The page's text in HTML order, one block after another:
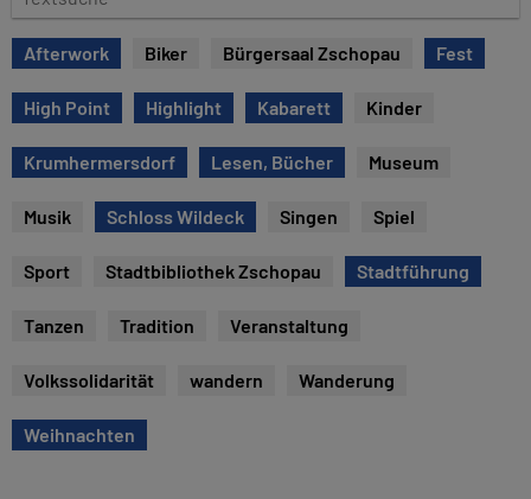
e
x
t
s
u
c
Afterwork Biker Bürgersaal Zschopau Fest
High Point Highlight Kabarett Kinder
Krumhermersdorf Lesen, Bücher Museum
Musik Schloss Wildeck Singen Spiel
Sport Stadtbibliothek Zschopau Stadtführung
Tanzen Tradition Veranstaltung
Volkssolidarität wandern Wanderung
Weihnachten